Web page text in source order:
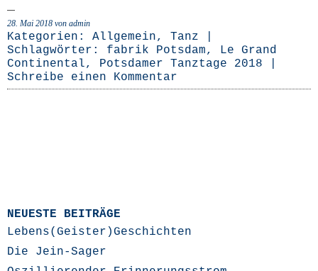
28. Mai 2018 von admin
Kategorien: Allgemein, Tanz
Schlagwörter: fabrik Potsdam, Le Grand
Continental, Potsdamer Tanztage 2018
Schreibe einen Kommentar
NEUESTE BEITRÄGE
Lebens(Geister)Geschichten
Die Jein-Sager